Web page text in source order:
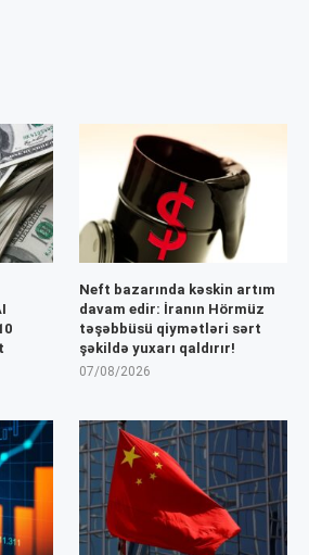
Neft bazarında kəskin artım
davam edir: İranın Hörmüz
təşəbbüsü qiymətləri sərt
şəkildə yuxarı qaldırır!
07/08/2026